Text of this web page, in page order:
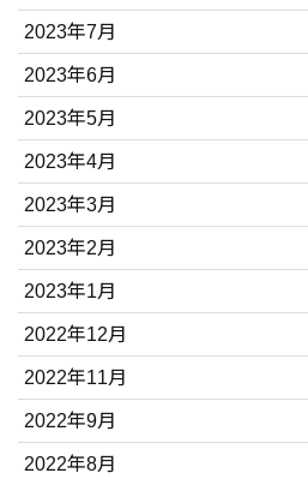
2023年7月
2023年6月
2023年5月
2023年4月
2023年3月
2023年2月
2023年1月
2022年12月
2022年11月
2022年9月
2022年8月